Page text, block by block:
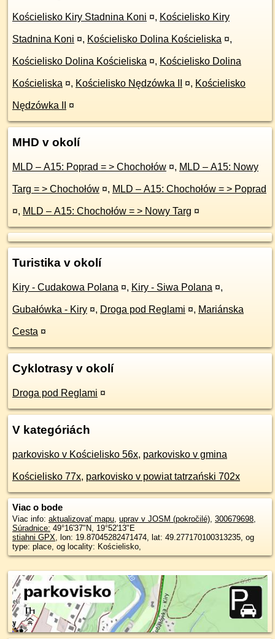
Kościelisko Kiry Stadnina Koni ¤, Kościelisko Kiry
Stadnina Koni ¤, Kościelisko Dolina Kościeliska ¤,
Kościelisko Dolina Kościeliska ¤, Kościelisko Dolina
Kościeliska ¤, Kościelisko Nędzówka II ¤, Kościelisko
Nędzówka II ¤
MHD v okolí
MLD – A15: Poprad = > Chochołów ¤, MLD – A15: Nowy
Targ = > Chochołów ¤, MLD – A15: Chochołów = > Poprad
¤, MLD – A15: Chochołów = > Nowy Targ ¤
Turistika v okolí
Kiry - Cudakowa Polana ¤, Kiry - Siwa Polana ¤,
Gubałówka - Kiry ¤, Droga pod Reglami ¤, Mariánska
Cesta ¤
Cyklotrasy v okolí
Droga pod Reglami ¤
V kategóriách
parkovisko v Kościelisko 56x, parkovisko v gmina
Kościelisko 77x, parkovisko v powiat tatrzański 702x
Viac o bode
Viac info: aktualizovať mapu, uprav v JOSM (pokročilé), 300679698,
Súradnice: 49°16'37"N, 19°52'13"E
stiahni GPX, lon: 19.87045282471474, lat: 49.277170100313235, og
type: place, og locality: Kościelisko,